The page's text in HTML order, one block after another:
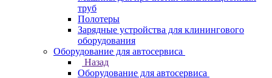
труб
Полотеры
Зарядные устройства для клинингового
оборудования
Оборудование для автосервиса
Назад
Оборудование для автосервиса